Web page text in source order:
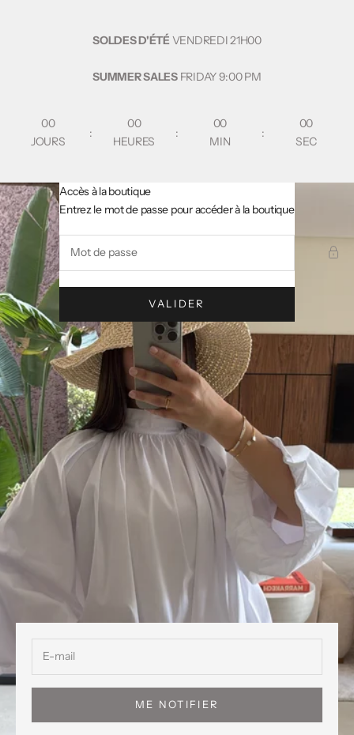
SOLDES D'ÉTÉVENDREDI21H00
SUMMER SALES FRIDAY9:00 PM
00
JOURS
:
00
HEURES
:
00
MIN
:
00
SEC
AsslCollectionParis
Accès à la boutique
Entrez le mot de passe pour accéder à la boutique
VALIDER
ME NOTIFIER